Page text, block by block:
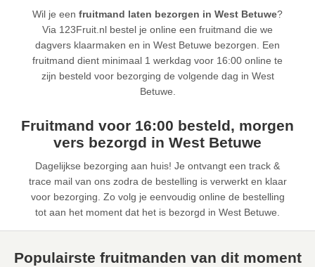
Wil je een fruitmand laten bezorgen in West Betuwe?
Via 123Fruit.nl bestel je online een fruitmand die we
dagvers klaarmaken en in West Betuwe bezorgen. Een
fruitmand dient minimaal 1 werkdag voor 16:00 online te
zijn besteld voor bezorging de volgende dag in West
Betuwe.
Fruitmand voor 16:00 besteld, morgen
vers bezorgd in West Betuwe
Dagelijkse bezorging aan huis! Je ontvangt een track &
trace mail van ons zodra de bestelling is verwerkt en klaar
voor bezorging. Zo volg je eenvoudig online de bestelling
tot aan het moment dat het is bezorgd in West Betuwe.
Populairste fruitmanden van dit moment